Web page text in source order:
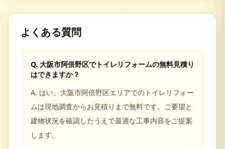
よくある質問
Q. 大阪市阿倍野区でトイレリフォームの無料見積り
はできますか？
A. はい、大阪市阿倍野区エリアでのトイレリフォー
ムは現地調査からお見積りまで無料です。ご要望と
建物状況を確認したうえで最適な工事内容をご提案
します。